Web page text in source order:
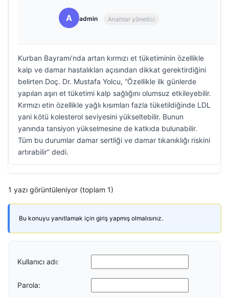
A admin Anahtar yönetici
Kurban Bayramı’nda artan kırmızı et tüketiminin özellikle
kalp ve damar hastalıkları açısından dikkat gerektirdiğini
belirten Doç. Dr. Mustafa Yolcu, “Özellikle ilk günlerde
yapılan aşırı et tüketimi kalp sağlığını olumsuz etkileyebilir.
Kırmızı etin özellikle yağlı kısımları fazla tüketildiğinde LDL
yani kötü kolesterol seviyesini yükseltebilir. Bunun
yanında tansiyon yükselmesine de katkıda bulunabilir.
Tüm bu durumlar damar sertliği ve damar tıkanıklığı riskini
artırabilir” dedi.
1 yazı görüntüleniyor (toplam 1)
Bu konuyu yanıtlamak için giriş yapmış olmalısınız.
Kullanıcı adı:
Parola: